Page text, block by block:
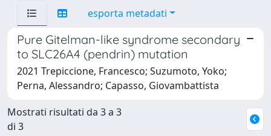
esporta metadati
Pure Gitelman-like syndrome secondary
to SLC26A4 (pendrin) mutation
2021 Trepiccione, Francesco; Suzumoto, Yoko;
Perna, Alessandro; Capasso, Giovambattista
Mostrati risultati da 3 a 3
di 3